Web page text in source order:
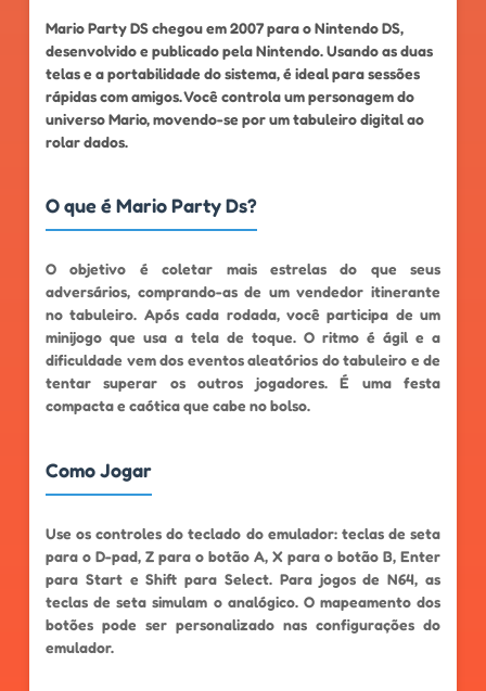
Mario Party DS chegou em 2007 para o Nintendo DS,
desenvolvido e publicado pela Nintendo. Usando as duas
telas e a portabilidade do sistema, é ideal para sessões
rápidas com amigos. Você controla um personagem do
universo Mario, movendo-se por um tabuleiro digital ao
rolar dados.
O que é Mario Party Ds?
O objetivo é coletar mais estrelas do que seus
adversários, comprando-as de um vendedor itinerante
no tabuleiro. Após cada rodada, você participa de um
minijogo que usa a tela de toque. O ritmo é ágil e a
dificuldade vem dos eventos aleatórios do tabuleiro e de
tentar superar os outros jogadores. É uma festa
compacta e caótica que cabe no bolso.
Como Jogar
Use os controles do teclado do emulador: teclas de seta
para o D-pad, Z para o botão A, X para o botão B, Enter
para Start e Shift para Select. Para jogos de N64, as
teclas de seta simulam o analógico. O mapeamento dos
botões pode ser personalizado nas configurações do
emulador.